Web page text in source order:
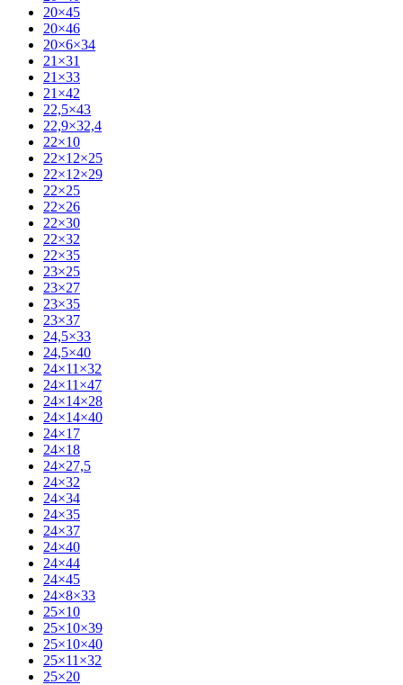
20×45
20×46
20×6×34
21×31
21×33
21×42
22,5×43
22,9×32,4
22×10
22×12×25
22×12×29
22×25
22×26
22×30
22×32
22×35
23×25
23×27
23×35
23×37
24,5×33
24,5×40
24×11×32
24×11×47
24×14×28
24×14×40
24×17
24×18
24×27,5
24×32
24×34
24×35
24×37
24×40
24×44
24×45
24×8×33
25×10
25×10×39
25×10×40
25×11×32
25×20